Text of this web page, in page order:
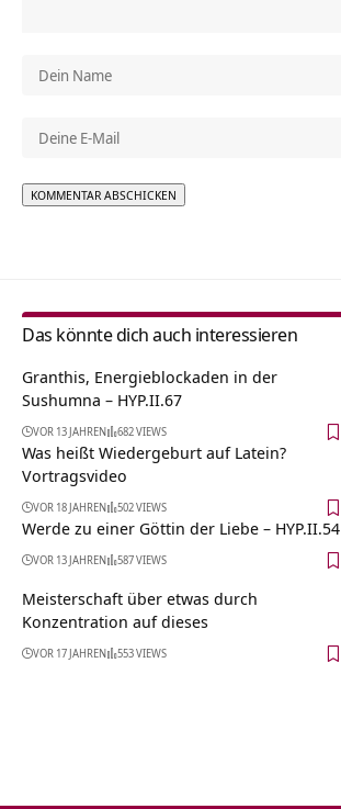
Das könnte dich auch interessieren
Granthis, Energieblockaden in der
Sushumna – HYP.II.67
VOR 13 JAHREN 682 VIEWS
Was heißt Wiedergeburt auf Latein?
Vortragsvideo
VOR 18 JAHREN 502 VIEWS
Werde zu einer Göttin der Liebe – HYP.II.54
VOR 13 JAHREN 587 VIEWS
Meisterschaft über etwas durch
Konzentration auf dieses
VOR 17 JAHREN 553 VIEWS